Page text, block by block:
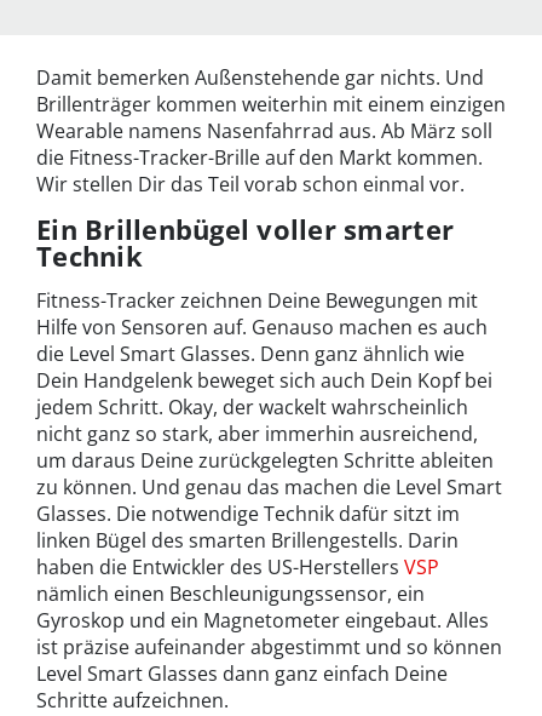
Damit bemerken Außenstehende gar nichts. Und
Brillenträger kommen weiterhin mit einem einzigen
Wearable namens Nasenfahrrad aus. Ab März soll
die Fitness-Tracker-Brille auf den Markt kommen.
Wir stellen Dir das Teil vorab schon einmal vor.
Ein Brillenbügel voller smarter
Technik
Fitness-Tracker zeichnen Deine Bewegungen mit
Hilfe von Sensoren auf. Genauso machen es auch
die Level Smart Glasses. Denn ganz ähnlich wie
Dein Handgelenk beweget sich auch Dein Kopf bei
jedem Schritt. Okay, der wackelt wahrscheinlich
nicht ganz so stark, aber immerhin ausreichend,
um daraus Deine zurückgelegten Schritte ableiten
zu können. Und genau das machen die Level Smart
Glasses. Die notwendige Technik dafür sitzt im
linken Bügel des smarten Brillengestells. Darin
haben die Entwickler des US-Herstellers VSP
nämlich einen Beschleunigungssensor, ein
Gyroskop und ein Magnetometer eingebaut. Alles
ist präzise aufeinander abgestimmt und so können
Level Smart Glasses dann ganz einfach Deine
Schritte aufzeichnen.